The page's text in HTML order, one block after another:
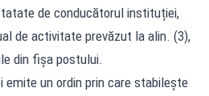
de conducătorul instituției,
de activitate prevăzut la alin. (3),
din fișa postului.
emite un ordin prin care stabilește